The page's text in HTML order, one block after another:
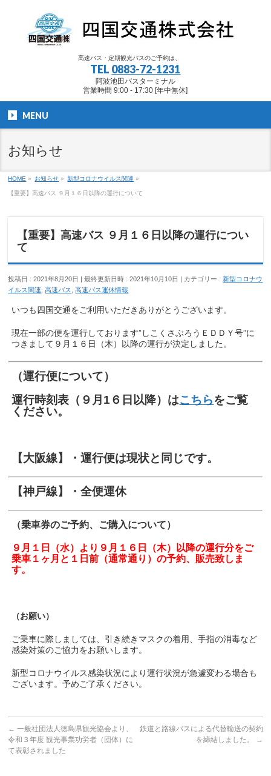
高速バス・定期観光バスのご予約は、
TEL 0883-72-1231
阿波池田バスターミナル
営業時間 9:00 - 17:30 [年中無休]
MENU
お知らせ
HOME » お知らせ » 新型コロナウイルス関連 »
【重要】高速バス ９月１６日以降の運行について
【重要】高速バス ９月１６日以降の運行につい
て
投稿日 : 2021年8月20日 最終更新日時 : 2021年10月10日 カテゴリー : 新型コロナウ
イルス関連 ,高速バス ,高速バス運休情報
いつも四国交通をご利用いただきありがとうございます。
現在一部の便を運行しております”しこくさぶろうＥＤＤＹ号”に
つきまして９月１６日（木）以降の運行が決定しました。
（運行便について）
運行時刻表（９月1６日以降）はこちらをご覧
ください。
【大阪線】 ・運行便は現状と同じです。
【神戸線】 ・全便運休
（乗車券のご予約、ご購入について）
９月１日（水）より９月１６日（木）以降の運行分をご
乗車１ヶ月と１日前（通常通り）の予約、販売致しま
す。
（お願い）
ご乗車に際しましては、引き続きマスクの着用、手指の消毒など
感染対策のご協力をお願いします。
新型コロナウイルス感染状況により運行状況が急遽変わる場合も
ございます。予めご了承ください。
← 一般社団法人徳島県観光協会より、
令和３年度 観光事業功労者（団体）に
て表彰されました
鉄道と路線バスによる代替輸送の契約
を締結しました。
→